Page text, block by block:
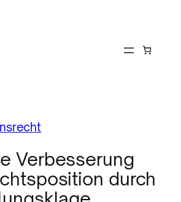
Verbesserung
durch